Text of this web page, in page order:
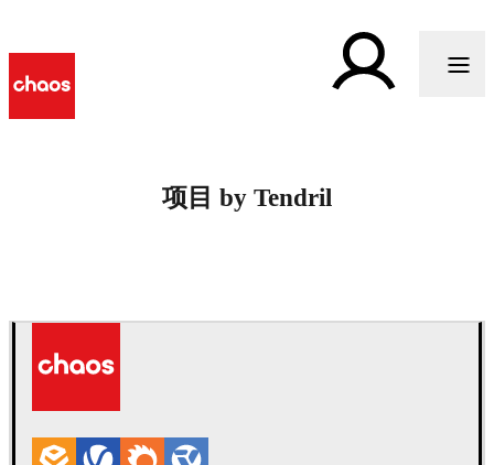
项目 by Tendril